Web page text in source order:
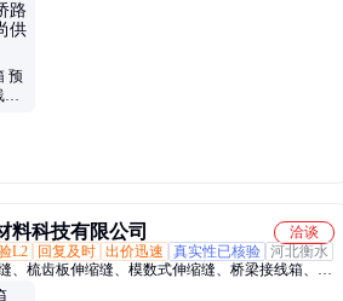
降块、桥梁卸落块、折弯铁盒子、预埋镀锌盒、预
缩缝、球形钢支座
预
盒
料科技有限公司
洽谈
L2 回复及时 出价迅速 真实性已核验 河北衡水
、梳齿板伸缩缝、模数式伸缩缝、桥梁接线箱、抗
式橡胶支座、板式橡胶支座、固定球铰支座、滚动